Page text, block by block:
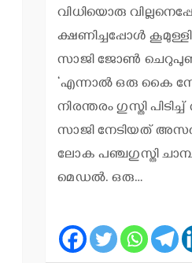
വിധിയൊരു
ക്ഷണിച്ചപ്പോള്‍
സാജി ജോണ്‍
‘എന്നാല്‍ ഒരു കൈ
നിരന്തരം ഗുസ്തി
സാജി നേടിയത്
ലോക പഞ്ചഗുസ്തി
മെഡല്‍. ഒരു…